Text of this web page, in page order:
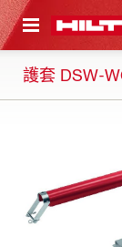
主要內容
護套 DSW-